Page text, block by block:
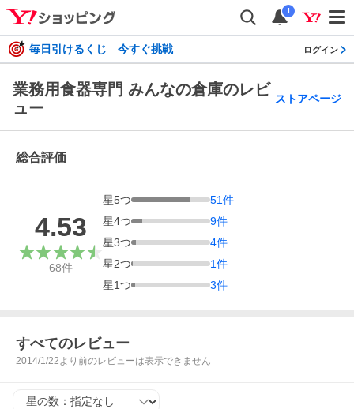
i
毎日引けるくじ 今すぐ挑戦 ログイン
業務用食器専門 みんなの倉庫のレビ
ュー
ストアページ
総合評価
4.53
68件
星5つ 51件
星4つ 9件
星3つ 4件
星2つ 1件
星1つ 3件
すべてのレビュー
2014/1/22より前のレビューは表示できません
星の数